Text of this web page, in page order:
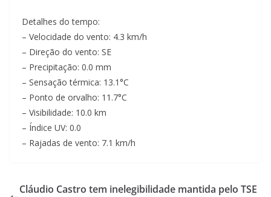
Detalhes do tempo:
– Velocidade do vento: 4.3 km/h
– Direção do vento: SE
– Precipitação: 0.0 mm
– Sensação térmica: 13.1°C
– Ponto de orvalho: 11.7°C
– Visibilidade: 10.0 km
– Índice UV: 0.0
– Rajadas de vento: 7.1 km/h
Cláudio Castro tem inelegibilidade mantida pelo TSE